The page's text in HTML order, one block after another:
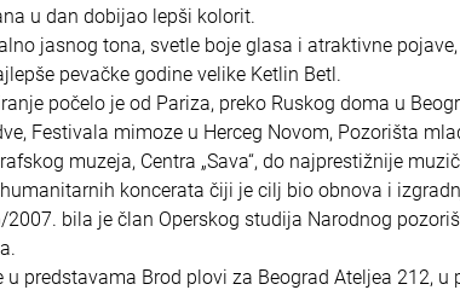
u dan dobijao lepši kolorit.
jasnog tona, svetle boje glasa i atraktivne
pevačke godine velike Ketlin Betl.
počelo je od Pariza, preko Ruskog doma u
Festivala mimoze u Herceg Novom, Pozorišta
muzeja, Centra „Sava“, do najprestižnije
koncerata čiji je cilj bio obnova i
2007. bila je član Operskog studija Narodnog
u predstavama Brod plovi za Beograd Ateljea 212,